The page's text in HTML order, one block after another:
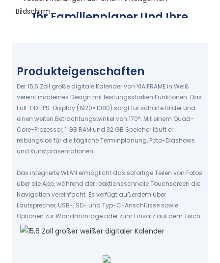
Ihr Familienplaner Und Ihre
Produkteigenschaften
Der 15,6 Zoll große digitale Kalender von YIAIFRAME in Weiß
vereint modernes Design mit leistungsstarken Funktionen. Das
Full-HD-IPS-Display (1920×1080) sorgt für scharfe Bilder und
einen weiten Betrachtungswinkel von 170°. Mit einem Quad-
Core-Prozessor, 1 GB RAM und 32 GB Speicher läuft er
reibungslos für die tägliche Terminplanung, Foto-Diashows
und Kunstpräsentationen.
Das integrierte WLAN ermöglicht das sofortige Teilen von Fotos
über die App, während der reaktionsschnelle Touchscreen die
Navigation vereinfacht. Es verfügt außerdem über
Lautsprecher, USB-, SD- und Typ-C-Anschlüsse sowie
Optionen zur Wandmontage oder zum Einsatz auf dem Tisch.